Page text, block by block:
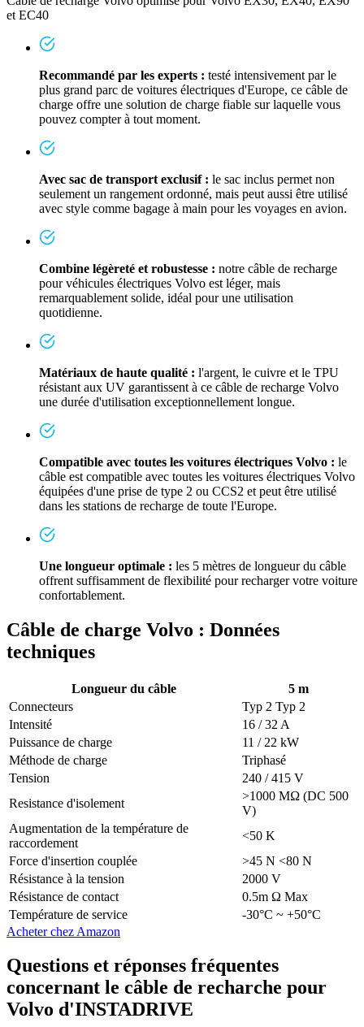
et EC40
Recommandé par les experts : testé intensivement par le
plus grand parc de voitures électriques d'Europe, ce câble de
charge offre une solution de charge fiable sur laquelle vous
pouvez compter à tout moment.
Avec sac de transport exclusif : le sac inclus permet non
seulement un rangement ordonné, mais peut aussi être utilisé
avec style comme bagage à main pour les voyages en avion.
Combine légèreté et robustesse : notre câble de recharge
pour véhicules électriques Volvo est léger, mais
remarquablement solide, idéal pour une utilisation
quotidienne.
Matériaux de haute qualité : l'argent, le cuivre et le TPU
résistant aux UV garantissent à ce câble de recharge Volvo
une durée d'utilisation exceptionnellement longue.
Compatible avec toutes les voitures électriques Volvo : le
câble est compatible avec toutes les voitures électriques Volvo
équipées d'une prise de type 2 ou CCS2 et peut être utilisé
dans les stations de recharge de toute l'Europe.
Une longueur optimale : les 5 mètres de longueur du câble
offrent suffisamment de flexibilité pour recharger votre voiture
confortablement.
Câble de charge Volvo : Données
techniques
Longueur du câble
5 m
Connecteurs
Typ 2 Typ 2
Intensité
16 / 32 A
Puissance de charge
11 / 22 kW
Méthode de charge
Triphasé
Tension
240 / 415 V
Resistance d'isolement
>1000 MΩ (DC 500
V)
Augmentation de la température de
raccordement
<50 K
Force d'insertion couplée
>45 N <80 N
Résistance à la tension
2000 V
Résistance de contact
0.5m Ω Max
Température de service
-30°C ~ +50°C
Acheter chez Amazon
Questions et réponses fréquentes
concernant le câble de recharche pour
Volvo d'INSTADRIVE